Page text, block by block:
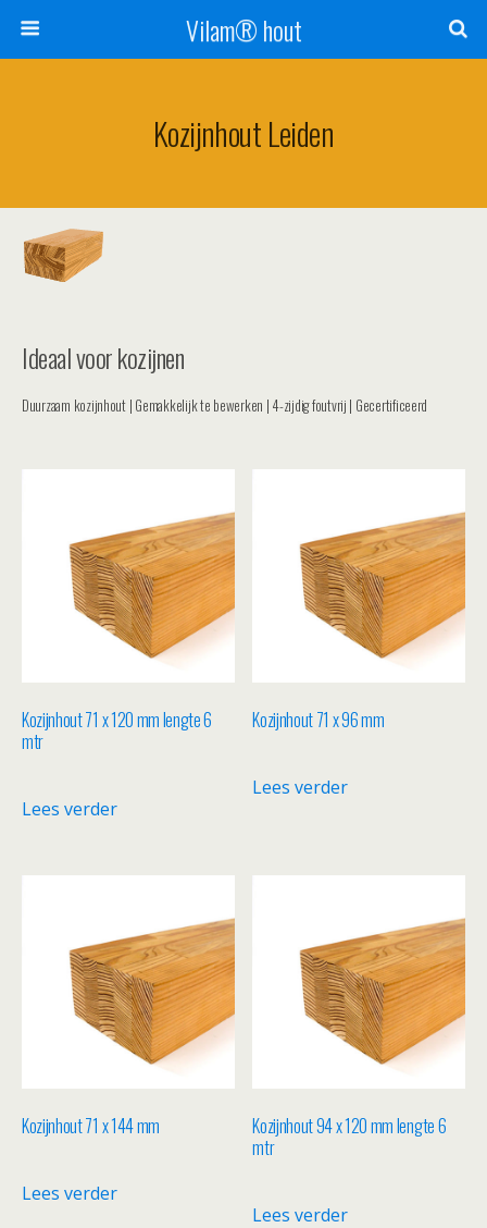
Vilam® hout
Kozijnhout Leiden
Ideaal voor kozijnen
Duurzaam kozijnhout | Gemakkelijk te bewerken | 4-zijdig foutvrij | Gecertificeerd
Kozijnhout 71 x 120 mm lengte 6
mtr
Lees verder
Kozijnhout 71 x 96 mm
Lees verder
Kozijnhout 71 x 144 mm
Lees verder
Kozijnhout 94 x 120 mm lengte 6
mtr
Lees verder